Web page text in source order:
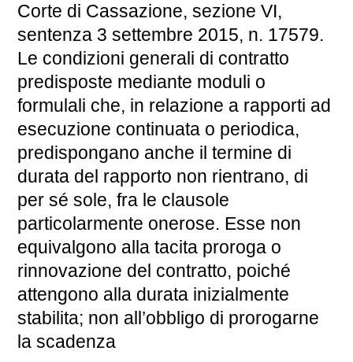
Corte di Cassazione, sezione VI,
sentenza 3 settembre 2015, n. 17579.
Le condizioni generali di contratto
predisposte mediante moduli o
formulali che, in relazione a rapporti ad
esecuzione continuata o periodica,
predispongano anche il termine di
durata del rapporto non rientrano, di
per sé sole, fra le clausole
particolarmente onerose. Esse non
equivalgono alla tacita proroga o
rinnovazione del contratto, poiché
attengono alla durata inizialmente
stabilita; non all’obbligo di prorogarne
la scadenza